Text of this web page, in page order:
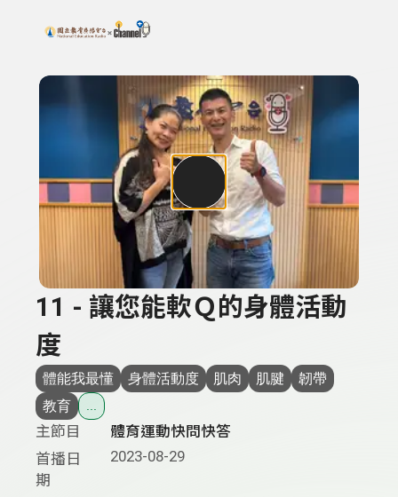
上方功能區塊
搜尋關鍵字：可輸入節目名稱、主持人或關鍵字
11 - 讓您能軟Ｑ的身體活動
度
體能我最懂 身體活動度 肌肉 肌腱
韌帶
教育
...
主節目
體育運動快問快答
首播日
期
2023-08-29